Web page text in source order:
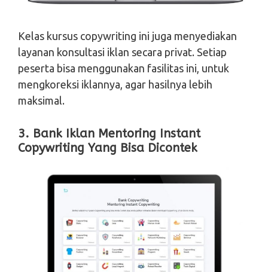
Kelas kursus copywriting ini juga menyediakan
layanan konsultasi iklan secara privat. Setiap
peserta bisa menggunakan fasilitas ini, untuk
mengkoreksi iklannya, agar hasilnya lebih
maksimal.
3. Bank Iklan Mentoring Instant
Copywriting Yang Bisa Dicontek